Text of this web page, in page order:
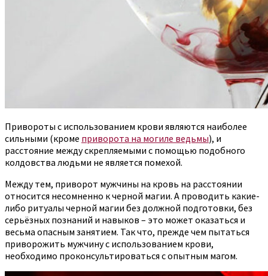
Привороты с использованием крови являются наиболее
сильными (кроме приворота на могиле ведьмы), и
расстояние между скрепляемыми с помощью подобного
колдовства людьми не является помехой.
Между тем, приворот мужчины на кровь на расстоянии
относится несомненно к черной магии. А проводить какие-
либо ритуалы черной магии без должной подготовки, без
серьёзных познаний и навыков – это может оказаться и
весьма опасным занятием. Так что, прежде чем пытаться
приворожить мужчину с использованием крови,
необходимо проконсультироваться с опытным магом.